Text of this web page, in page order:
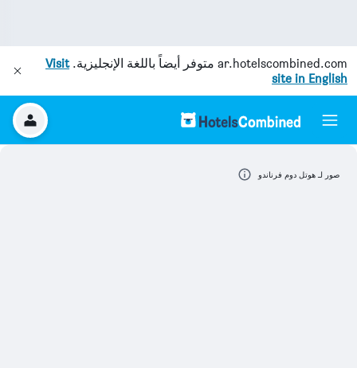
ar.hotelscombined.com متوفر أيضاً باللغة الإنجليزية.Visit
site in English
صور لـ هوتل دوم فرناندو